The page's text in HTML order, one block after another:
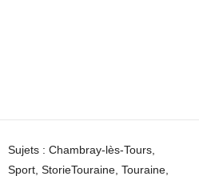
Sujets : Chambray-lès-Tours
Sport StorieTouraine Touraine